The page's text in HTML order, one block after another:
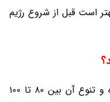
است قبل از شروع رژیم
سیب کم کالری است ، بسته به اندازه و تنوع آن بین 80 تا 100